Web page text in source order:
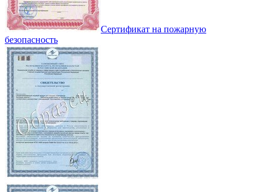
Сертификат на пожарную
безопасность